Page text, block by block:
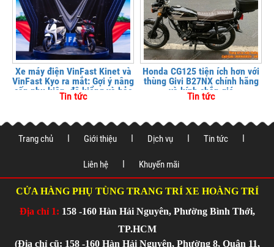
Xe máy điện VinFast Kinet và
VinFast Kyo ra mắt: Gợi ý nâng
cấp phụ kiện, độ kiểng và bảo
vệ xe tại
Tin tức
Honda CG125 tiện ích hơn với
thùng Givi B27NX chính hãng
và kính chắn gió
Tin tức
Trang chủ Giới thiệu Dịch vụ Tin tức
Liên hệ Khuyến mãi
CỬA HÀNG PHỤ TÙNG TRANG TRÍ XE HOÀNG TRÍ
Địa chỉ 1: 158 -160 Hàn Hải Nguyên, Phường Bình Thới,
TP.HCM
(Địa chỉ cũ: 158 -160 Hàn Hải Nguyên, Phường 8, Quận 11,